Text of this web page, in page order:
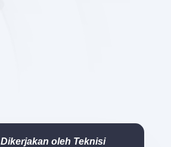
Dikerjakan oleh Teknisi